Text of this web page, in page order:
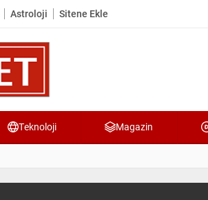
Astroloji Sitene Ekle
Teknoloji Magazin